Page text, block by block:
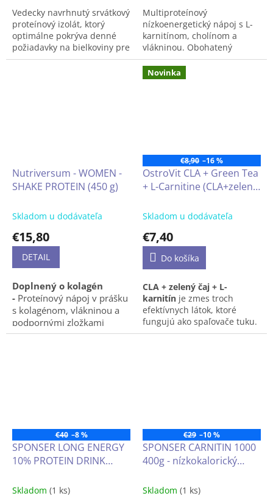
uhľohydrátov, vysoký
obsah esenciálnych
aminokyselín, bez laktózy
Vedecky navrhnutý srvátkový
proteínový izolát, ktorý
optimálne pokrýva denné
požiadavky na bielkoviny pre
úspešné budovanie svalov.
biologickou hodnotou
nápoj s veľmi nízkym
obsahom laktózy
Multiproteínový
nízkoenergetický nápoj s L-
karnitínom, cholínom a
vlákninou. Obohatený
vitamínmi a minerálmi.
Obsah L-karnitínu 300mg na
potrieb 10 vybraných
vitamínov.
Obohatené cennou
šejkri.
550g dóza
Nutriversum - WOMEN -
SHAKE PROTEIN (450 g)
Skladom u dodávateľa
€15,80
DETAIL
Doplnený o kolagén
- Proteínový nápoj v prášku
s kolagénom, vlákninou a
podpornými zložkami
stravy.
Novinka
€8,90 –16 %
OstroVit CLA + Green Tea
+ L-Carnitine (CLA+zelený
Skladom u dodávateľa
€7,40
Do košíka
CLA + zelený čaj + L-
karnitín je zmes troch
efektívnych látok, ktoré
fungujú ako spaľovače tuku.
Obsahujekonjugovanú
€40 –8 %
SPONSER LONG ENERGY
10% PROTEIN DRINK
Skladom (1 ks)
€29 –10 %
SPONSER CARNITIN 1000
400g - nízkokalorický
športový nápoj s
Skladom (1 ks)